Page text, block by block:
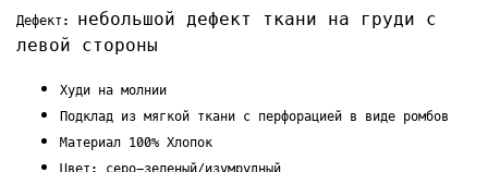
Дефект: небольшой дефект ткани на груди с
левой стороны
Худи на молнии
Подклад из мягкой ткани с перфорацией в виде ромбов
Материал 100% Хлопок
Цвет: серо-зеленый/изумрудный